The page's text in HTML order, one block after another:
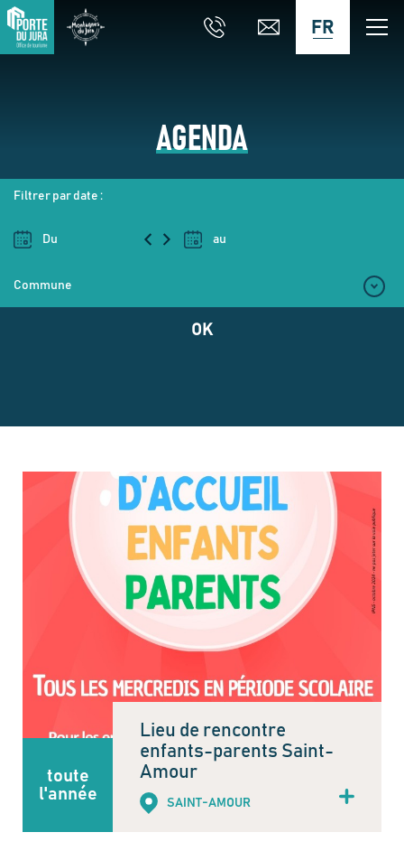
FR
AGENDA
Filtrer par date :
OK
toute
l'année
Lieu de rencontre
enfants-parents Saint-
Amour
SAINT-AMOUR